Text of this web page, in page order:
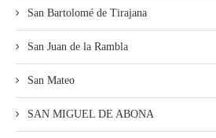
San Bartolomé de Tirajana
San Juan de la Rambla
San Mateo
SAN MIGUEL DE ABONA